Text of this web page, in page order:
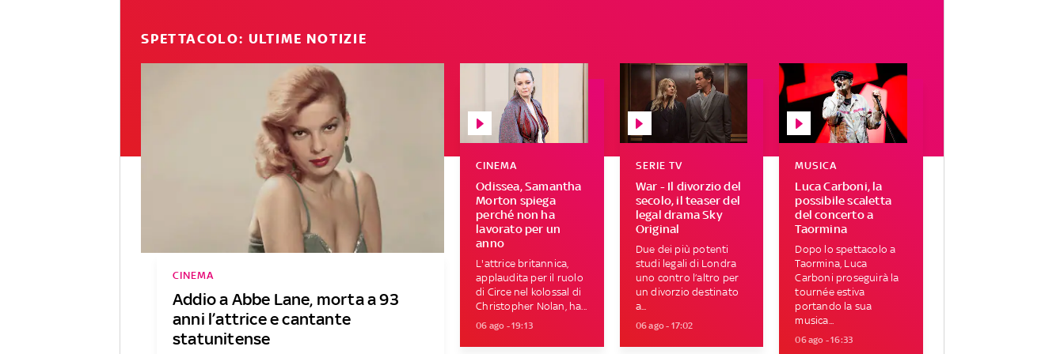
SPETTACOLO: ULTIME NOTIZIE
Addio a Abbe Lane, morta a 93
anni l’attrice e cantante
statunitense
CINEMA
Odissea, Samantha
Morton spiega
perché non ha
lavorato per un
anno
CINEMA
L'attrice britannica,
applaudita per il ruolo
di Circe nel kolossal di
Christopher Nolan, ha...
06 ago - 19:13
War - Il divorzio del
secolo, il teaser del
legal drama Sky
Original
SERIE TV
Due dei più potenti
studi legali di Londra
uno contro l’altro per
un divorzio destinato
a...
06 ago - 17:02
Luca Carboni, la
possibile scaletta
del concerto a
Taormina
MUSICA
Dopo lo spettacolo a
Taormina, Luca
Carboni proseguirà la
tournée estiva
portando la sua
musica...
06 ago - 16:33